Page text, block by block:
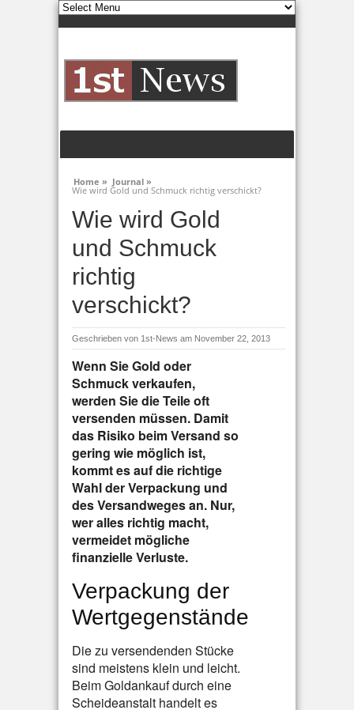
Home » Journal »
Wie wird Gold und Schmuck richtig verschickt?
Wie wird Gold
und Schmuck
richtig
verschickt?
Geschrieben von 1st-News am November 22, 2013
Wenn Sie Gold oder
Schmuck verkaufen,
werden Sie die Teile oft
versenden müssen. Damit
das Risiko beim Versand so
gering wie möglich ist,
kommt es auf die richtige
Wahl der Verpackung und
des Versandweges an. Nur,
wer alles richtig macht,
vermeidet mögliche
finanzielle Verluste.
Verpackung der
Wertgegenstände
Die zu versendenden Stücke
sind meistens klein und leicht.
Beim Goldankauf durch eine
Scheideanstalt handelt es